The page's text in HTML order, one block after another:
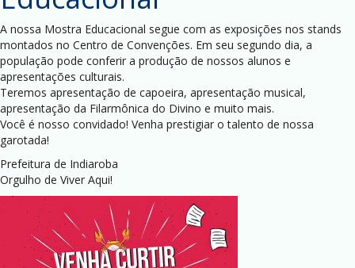
A nossa Mostra Educacional segue com as exposições nos stands
montados no Centro de Convenções. Em seu segundo dia, a
população pode conferir a produção de nossos alunos e
apresentações culturais.
Teremos apresentação de capoeira, apresentação musical,
apresentação da Filarmônica do Divino e muito mais.
Você é nosso convidado! Venha prestigiar o talento de nossa
garotada!
Prefeitura de Indiaroba
Orgulho de Viver Aqui!